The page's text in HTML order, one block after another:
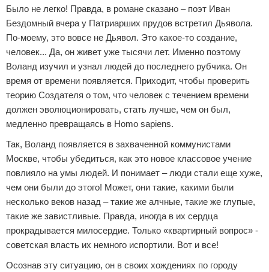
Было не легко! Правда, в романе сказано – поэт Иван
Бездомный вчера у Патриарших прудов встретил Дьявола.
По-моему, это вовсе не Дьявол. Это какое-то создание,
человек... Да, он живет уже тысячи лет. Именно поэтому
Воланд изучил и узнал людей до последнего рубчика. Он
время от времени появляется. Приходит, чтобы проверить
теорию Создателя о том, что человек с течением времени
должен эволюционировать, стать лучше, чем он был,
медленно превращаясь в Homo sapiens.
Так, Воланд появляется в захваченной коммунистами
Москве, чтобы убедиться, как это новое классовое учение
повлияло на умы людей. И понимает – люди стали еще хуже,
чем они были до этого! Может, они такие, какими были
несколько веков назад – такие же алчные, такие же глупые,
такие же завистливые. Правда, иногда в их сердца
прокрадывается милосердие. Только «квартирный вопрос» -
советская власть их немного испортили. Вот и все!
Осознав эту ситуацию, он в своих хождениях по городу